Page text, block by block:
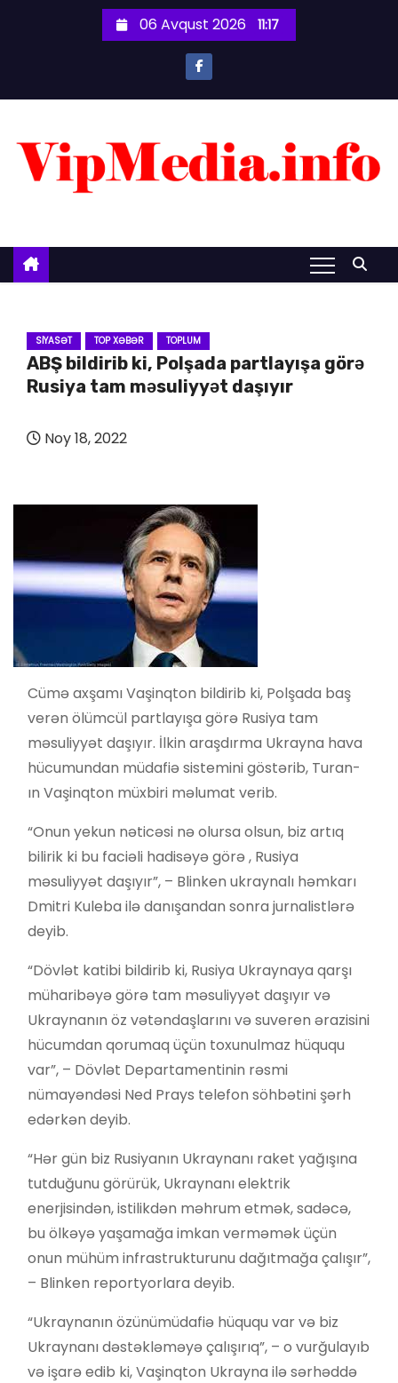
n
06 Avqust 2026 11:17
SIYASƏT TOP XƏBƏR TOPLUM
ABŞ bildirib ki, Polşada partlayışa görə
Rusiya tam məsuliyyət daşıyır
Noy 18, 2022
Cümə axşamı Vaşinqton bildirib ki, Polşada baş
verən ölümcül partlayışa görə Rusiya tam
məsuliyyət daşıyır. İlkin araşdırma Ukrayna hava
hücumundan müdafiə sistemini göstərib, Turan-
ın Vaşinqton müxbiri məlumat verib.
“Onun yekun nəticəsi nə olursa olsun, biz artıq
bilirik ki bu faciəli hadisəyə görə , Rusiya
məsuliyyət daşıyır”, – Blinken ukraynalı həmkarı
Dmitri Kuleba ilə danışandan sonra jurnalistlərə
deyib.
“Dövlət katibi bildirib ki, Rusiya Ukraynaya qarşı
müharibəyə görə tam məsuliyyət daşıyır və
Ukraynanın öz vətəndaşlarını və suveren ərazisini
hücumdan qorumaq üçün toxunulmaz hüququ
var”, – Dövlət Departamentinin rəsmi
nümayəndəsi Ned Prays telefon söhbətini şərh
edərkən deyib.
“Hər gün biz Rusiyanın Ukraynanı raket yağışına
tutduğunu görürük, Ukraynanı elektrik
enerjisindən, istilikdən məhrum etmək, sadəcə,
bu ölkəyə yaşamağa imkan verməmək üçün
onun mühüm infrastrukturunu dağıtmağa çalışır”,
– Blinken reportyorlara deyib.
“Ukraynanın özünümüdafiə hüququ var və biz
Ukraynanı dəstəkləməyə çalışırıq”, – o vurğulayıb
və işarə edib ki, Vaşinqton Ukrayna ilə sərhəddə